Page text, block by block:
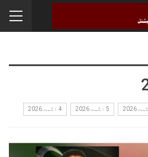
5 اگست 2026 4 اگست 2026